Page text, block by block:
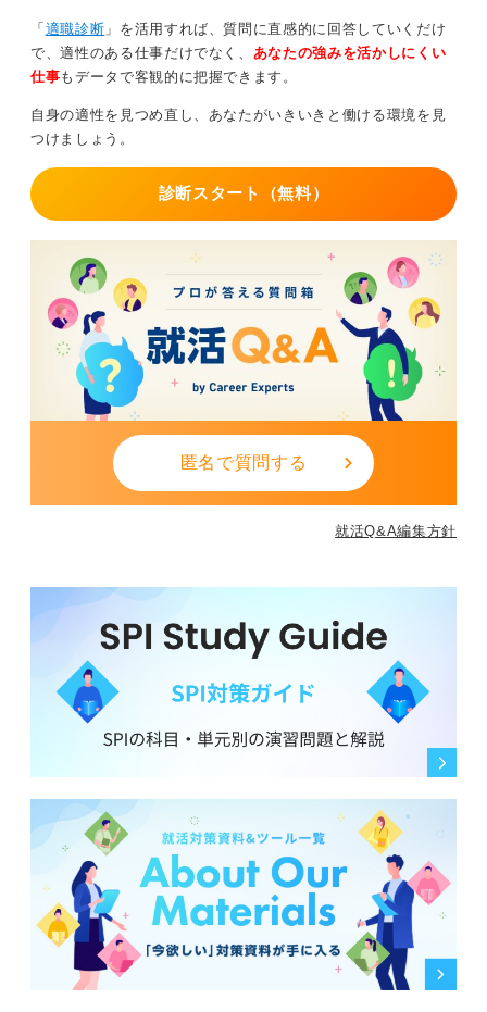
社は本当に自分に合うか」「入社後、いきいきと働けそ
うか」といった点を深く考えることができます。
これはミスマッチを防ぐうえで非常に重要です。
説得力をもたらし、面接での受け答えの質を高めてくれ
るはずです。
情報収集の貴重な手段として、大いに活用すべきだと考
0
「 適職診断 」を活用すれば、質問に直感的に回答していくだけ
で、適性のある仕事だけでなく、 あなたの強みを活かしにくい
仕事もデータで客観的に把握できます。
自身の適性を見つめ直し、あなたがいきいきと働ける環境を見
つけましょう。
診断スタート（無料）
匿名で質問する
就活Q&A編集方針